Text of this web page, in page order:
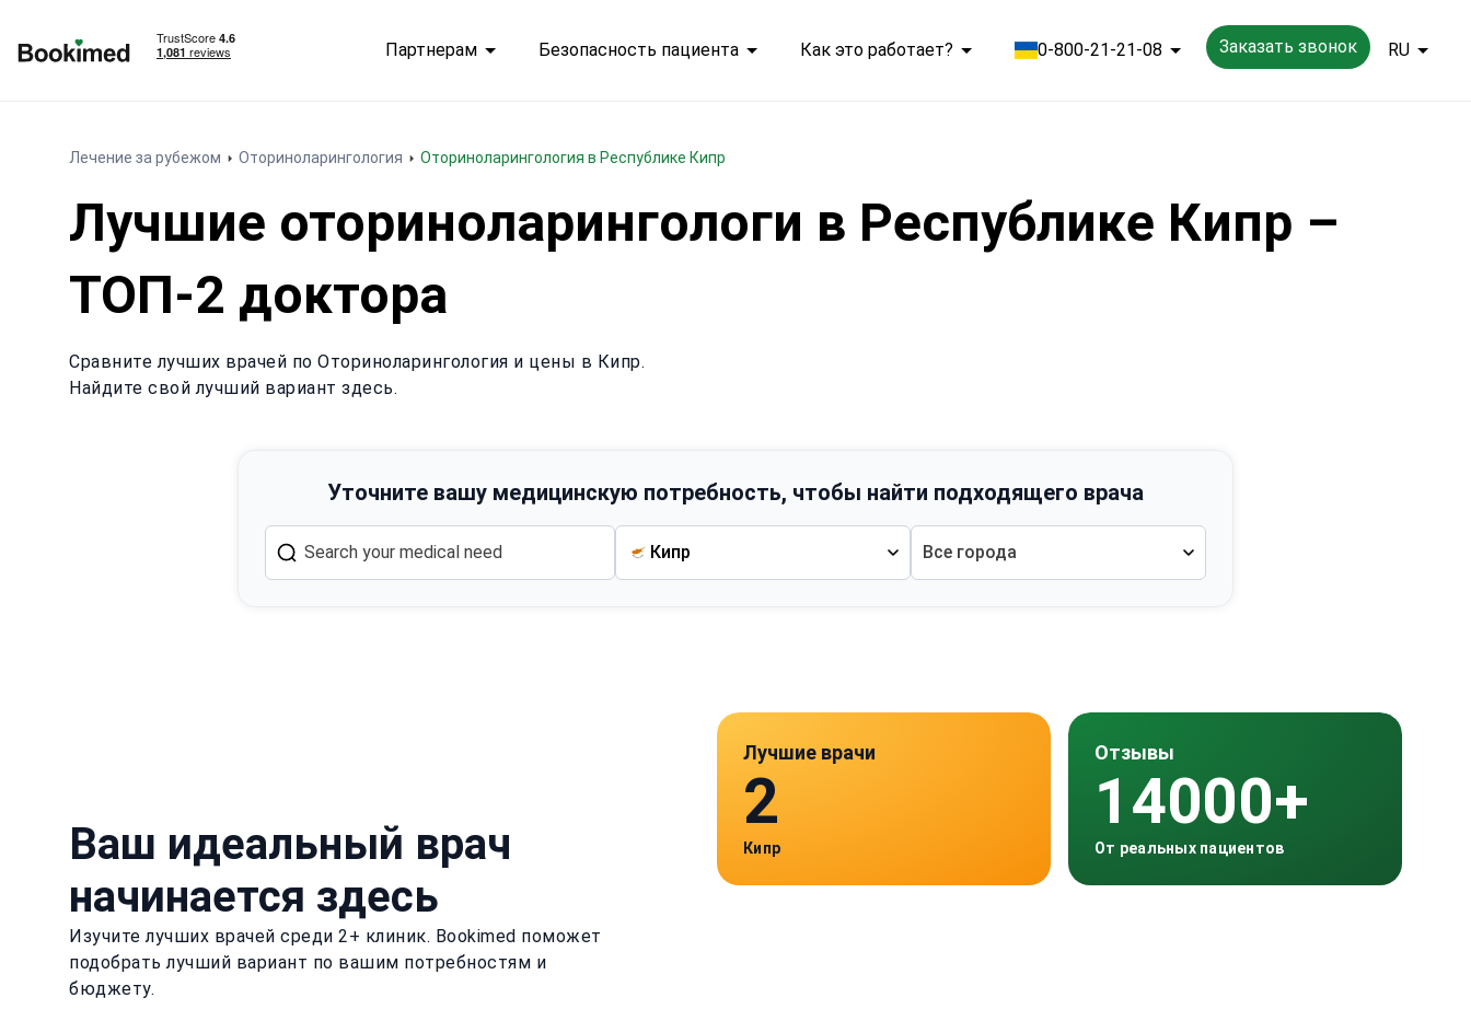
Партнерам Безопасность пациента Как это работает? 0-800-21-21-08 Заказать звонок RU
Лечение за рубежом Оториноларингология Оториноларингология в Республике Кипр
Лучшие оториноларингологи в Республике Кипр –
ТОП-2 доктора
Сравните лучших врачей по Оториноларингология и цены в Кипр.
Найдите свой лучший вариант здесь.
Уточните вашу медицинскую потребность, чтобы найти подходящего врача
Кипр Все города
Ваш идеальный врач
начинается здесь
Изучите лучших врачей среди 2+ клиник. Bookimed поможет
подобрать лучший вариант по вашим потребностям и
бюджету.
Лучшие врачи
2
Кипр
Отзывы
14000+
От реальных пациентов